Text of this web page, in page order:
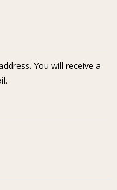
You will receive a